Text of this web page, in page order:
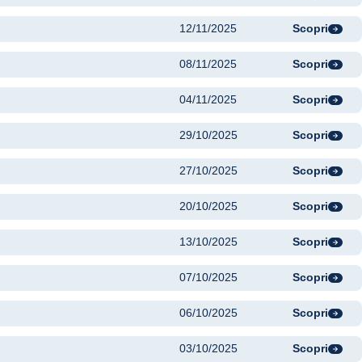
12/11/2025 Scopri
08/11/2025 Scopri
04/11/2025 Scopri
29/10/2025 Scopri
27/10/2025 Scopri
20/10/2025 Scopri
13/10/2025 Scopri
07/10/2025 Scopri
06/10/2025 Scopri
03/10/2025 Scopri